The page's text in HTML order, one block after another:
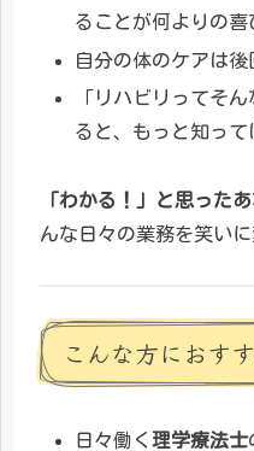
ることが何よりの喜
自分の体のケアは後
「リハビリってそ
ると、もっと知って
「わかる！」と思った
んな日々の業務を笑い
こんな方におす
日々働く 理学療法士